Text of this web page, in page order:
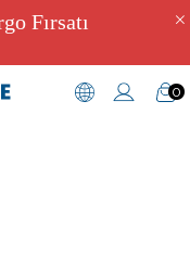
Fırsatı
0